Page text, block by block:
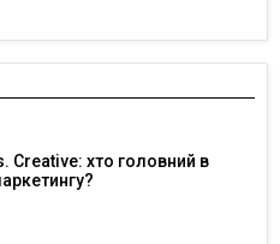
Creative: хто головний в